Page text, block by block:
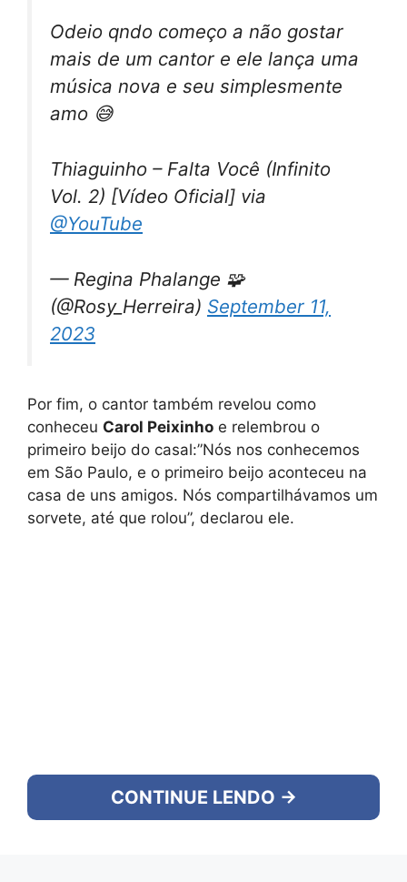
Odeio qndo começo a não gostar
mais de um cantor e ele lança uma
música nova e seu simplesmente
amo 😅
Thiaguinho – Falta Você (Infinito
Vol. 2) [Vídeo Oficial] via
@YouTube
— Regina Phalange 🧩
(@Rosy_Herreira) September 11,
2023
Por fim, o cantor também revelou como
conheceu Carol Peixinho e relembrou o
primeiro beijo do casal:”Nós nos conhecemos
em São Paulo, e o primeiro beijo aconteceu na
casa de uns amigos. Nós compartilhávamos um
sorvete, até que rolou”, declarou ele.
CONTINUE LENDO →